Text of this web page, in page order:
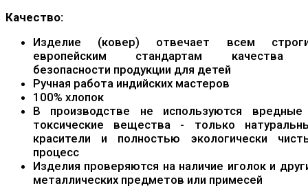
Качество:
Изделие (ковер) отвечает всем
европейским стандартам качества
безопасности продукции для детей
Ручная работа индийских мастеров
100% хлопок
В производстве не используются
токсические вещества - только
красители и полностью экологически
процесс
Изделия проверяются на наличие иголок и
металлических предметов или примесей